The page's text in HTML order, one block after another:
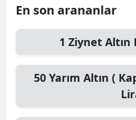
En son arananlar
1 Ziynet Altın
50 Yarım Altın (